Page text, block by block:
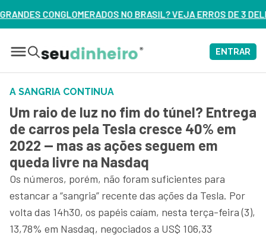
BRASIL? VEJA ERROS DE 3 DELES – ASSISTA AGORA
ENTRAR
A SANGRIA CONTINUA
Um raio de luz no fim do túnel? Entrega
de carros pela Tesla cresce 40% em
2022 — mas as ações seguem em
queda livre na Nasdaq
Os números, porém, não foram suficientes para
estancar a “sangria” recente das ações da Tesla. Por
volta das 14h30, os papéis caíam, nesta terça-feira (3),
13,78% em Nasdaq, negociados a US$ 106,33